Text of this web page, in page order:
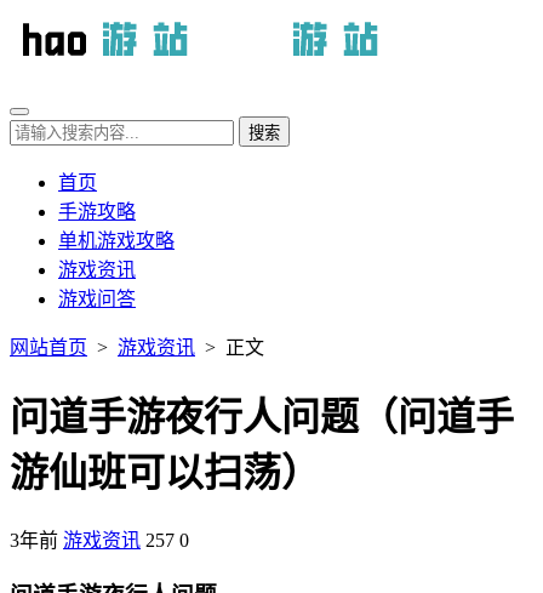
首页
手游攻略
单机游戏攻略
游戏资讯
游戏问答
网站首页 > 游戏资讯 > 正文
问道手游夜行人问题（问道手
游仙班可以扫荡）
3年前 游戏资讯 257 0